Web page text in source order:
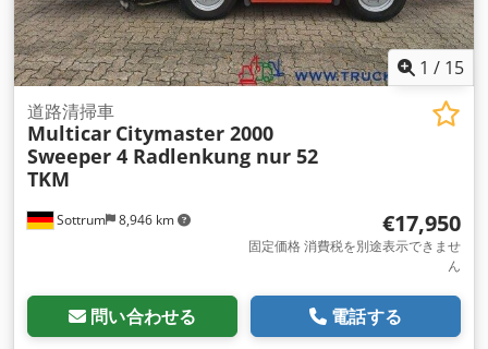
1 / 15
Sottrum 8,946 km
道路清掃車
Multicar Citymaster 2000
Sweeper 4 Radlenkung nur 52
TKM
€17,950
固定価格 消費税を別途表示できませ
ん
問い合わせる 電話する